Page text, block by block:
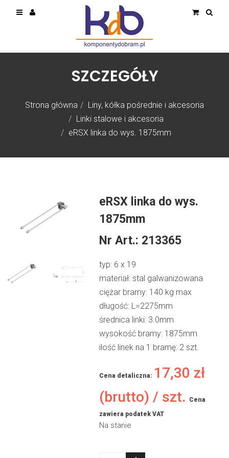
Strona główna
Liny, kółka pośrednie i akcesoria
Linki stalowe i akcesoria
eRSX linka do wys. 1875mm
SZCZEGÓŁY
eRSX linka do wys.
1875mm
Nr Art.: 213365
typ: 6 x 19
materiał: stal galwanizowana
ciężar bramy: 140 kg max
długość: L=2275mm
średnica linki: 3.0mm
wysokość bramy: 1875mm
ilość linek na 1 bramę: 2 szt.
Cena detaliczna: 17,30 zł
(brutto) / szt.
Cena
zawiera podatek VAT
Na stanie